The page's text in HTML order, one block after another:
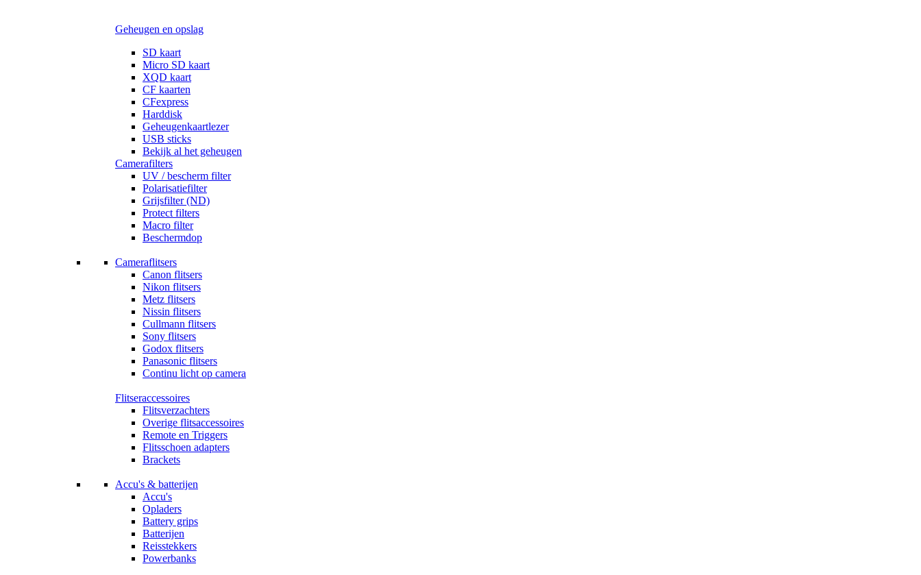
Geheugen en opslag
SD kaart
Micro SD kaart
XQD kaart
CF kaarten
CFexpress
Harddisk
Geheugenkaartlezer
USB sticks
Bekijk al het geheugen
Camerafilters
UV / bescherm filter
Polarisatiefilter
Grijsfilter (ND)
Protect filters
Macro filter
Beschermdop
Cameraflitsers
Canon flitsers
Nikon flitsers
Metz flitsers
Nissin flitsers
Cullmann flitsers
Sony flitsers
Godox flitsers
Panasonic flitsers
Continu licht op camera
Flitseraccessoires
Flitsverzachters
Overige flitsaccessoires
Remote en Triggers
Flitsschoen adapters
Brackets
Accu's & batterijen
Accu's
Opladers
Battery grips
Batterijen
Reisstekkers
Powerbanks